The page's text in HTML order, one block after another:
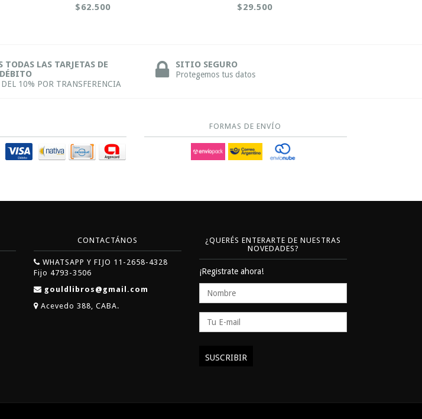
$62.500 $29.500
TODAS LAS TARJETAS DE
10% POR TRANSFERENCIA
SITIO SEGURO
Protegemos tus datos
FORMAS DE ENVÍO
CONTACTÁNOS
WHATSAPP Y FIJO 11-2658-4328
Fijo 4793-3506
gouldlibros@gmail.com
Acevedo 388, CABA.
¿QUERÉS ENTERARTE DE NUESTRAS
NOVEDADES?
¡Registrate ahora!